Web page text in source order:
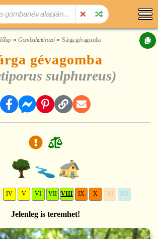
Gombahatározó Sárga gévagomba
gévagomba
sulphureus)
IV V VI VII VIII IX X XI XII
Jelenleg is teremhet!